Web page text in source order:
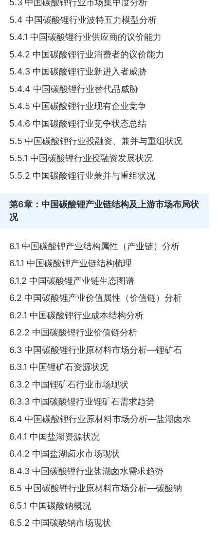
5.3 中国碳酸锂行业市场集中度分析
5.4 中国碳酸锂行业波特五力模型分析
5.4.1 中国碳酸锂行业供应商的议价能力
5.4.2 中国碳酸锂行业消费者的议价能力
5.4.3 中国碳酸锂行业新进入者威胁
5.4.4 中国碳酸锂行业替代品威胁
5.4.5 中国碳酸锂行业现有企业竞争
5.4.6 中国碳酸锂行业竞争状态总结
5.5 中国碳酸锂行业投融资、兼并与重组状况
5.5.1 中国碳酸锂行业投融资发展状况
5.5.2 中国碳酸锂行业兼并与重组状况
第6章 ：中国碳酸锂产业链结构及上游市场布局状
况
6.1 中国碳酸锂产业结构属性（产业链）分析
6.1.1 中国碳酸锂产业链结构梳理
6.1.2 中国碳酸锂产业链生态图谱
6.2 中国碳酸锂产业价值属性（价值链）分析
6.2.1 中国碳酸锂行业成本结构分析
6.2.2 中国碳酸锂行业价值链分析
6.3 中国碳酸锂行业原材料市场分析—锂矿石
6.3.1 中国锂矿石资源状况
6.3.2 中国锂矿石行业市场现状
6.3.3 中国碳酸锂行业锂矿石需求趋势
6.4 中国碳酸锂行业原材料市场分析—盐湖卤水
6.4.1 中国盐湖资源状况
6.4.2 中国盐湖卤水市场现状
6.4.3 中国碳酸锂行业盐湖卤水需求趋势
6.5 中国碳酸锂行业原材料市场分析—碳酸钠
6.5.1 中国碳酸钠概况
6.5.2 中国碳酸钠市场现状